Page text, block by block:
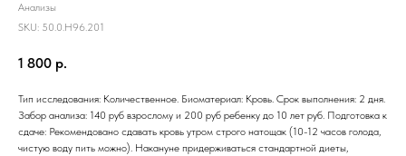
Анализы
SKU: 50.0.H96.201
1 800 р.
Тип исследования: Количественное. Биоматериал: Кровь. Срок выполнения: 2 дня.
Забор анализа: 140 руб взрослому и 200 руб ребенку до 10 лет руб. Подготовка к
сдаче: Рекомендовано сдавать кровь утром строго натощак (10-12 часов голода,
чистую воду пить можно). Накануне придерживаться стандартной диеты,